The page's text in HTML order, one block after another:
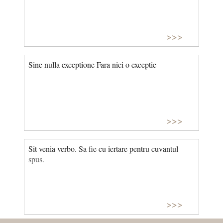
>>>
Sine nulla exceptione Fara nici o exceptie
>>>
Sit venia verbo. Sa fie cu iertare pentru cuvantul
spus.
>>>